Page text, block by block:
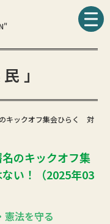
」
キックオフ集会ひらく 対
のキックオフ集
い！（2025年03
法を守る